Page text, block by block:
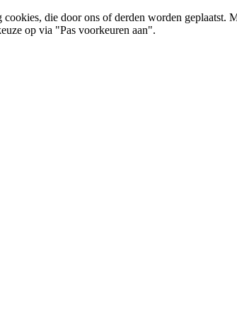
die door ons of derden worden geplaatst.
op via "Pas voorkeuren aan".